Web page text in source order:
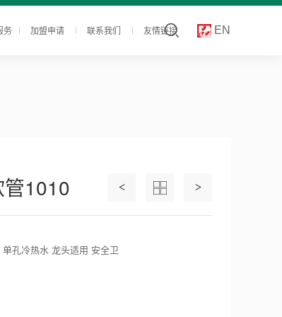
务 加盟申请 联系我们 友情链接 EN
1010
孔冷热水 龙头适用 安全卫
< >